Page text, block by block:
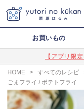
お買いもの
【アプリ限
HOME > すべてのレシピ
ごまフライ / ポテトフライ